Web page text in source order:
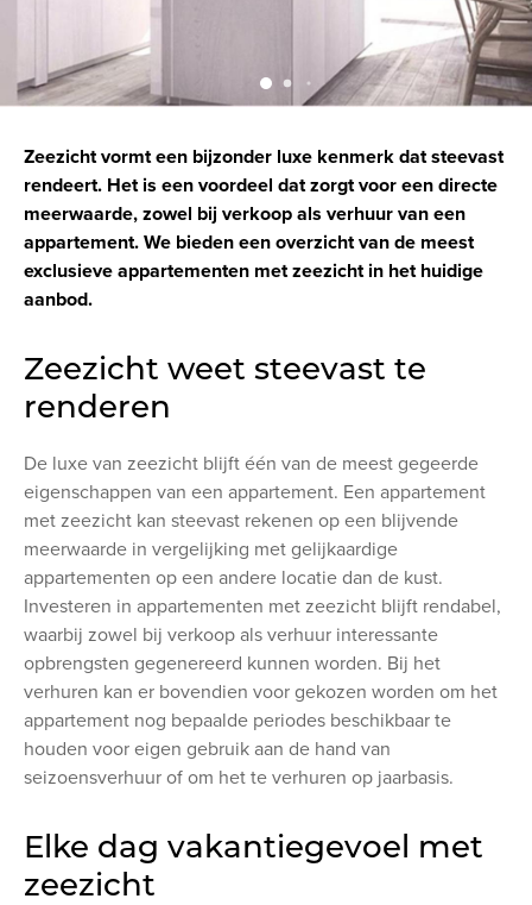
Zeezicht vormt een bijzonder luxe kenmerk dat steevast
rendeert. Het is een voordeel dat zorgt voor een directe
meerwaarde, zowel bij verkoop als verhuur van een
appartement. We bieden een overzicht van de meest
exclusieve appartementen met zeezicht in het huidige
aanbod.
Zeezicht weet steevast te
renderen
De luxe van zeezicht blijft één van de meest gegeerde
eigenschappen van een appartement. Een appartement
met zeezicht kan steevast rekenen op een blijvende
meerwaarde in vergelijking met gelijkaardige
appartementen op een andere locatie dan de kust.
Investeren in appartementen met zeezicht blijft rendabel,
waarbij zowel bij verkoop als verhuur interessante
opbrengsten gegenereerd kunnen worden. Bij het
verhuren kan er bovendien voor gekozen worden om het
appartement nog bepaalde periodes beschikbaar te
houden voor eigen gebruik aan de hand van
seizoensverhuur of om het te verhuren op jaarbasis.
Elke dag vakantiegevoel met
zeezicht